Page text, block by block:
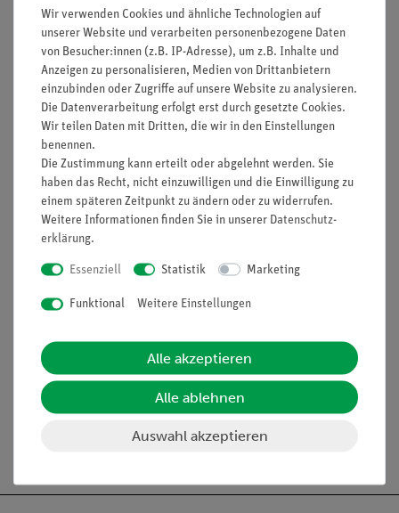
Filter
Schmelzpunktbestimm
ungsröhrchen, 100
Stück
Schmelzpunktbestimm
ungsapparat nach
103,00 €
Wir verwenden Cookies und ähnliche Technologien auf
unserer Website und verarbeiten personenbezogene Daten
von Besucher:innen (z.B. IP-Adresse), um z.B. Inhalte und
Anzeigen zu personalisieren, Medien von Drittanbietern
einzubinden oder Zugriffe auf unsere Website zu analysieren.
Die Datenverarbeitung erfolgt erst durch gesetzte Cookies.
Wir teilen Daten mit Dritten, die wir in den Einstellungen
benennen.
Die Zustimmung kann erteilt oder abgelehnt werden. Sie
haben das Recht, nicht einzuwilligen und die Einwilligung zu
einem späteren Zeitpunkt zu ändern oder zu widerrufen.
Weitere Informationen finden Sie in unserer Daten­schutz­
erklärung.
Essenziell Statistik Marketing
Funktional Weitere Einstellungen
Alle akzeptieren
Alle ablehnen
Auswahl akzeptieren